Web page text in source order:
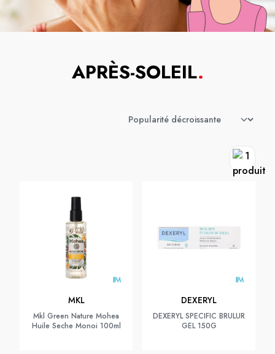
APRÈS-SOLEIL.
MKL
Mkl Green Nature Mohea
Huile Seche Monoi 100ml
DEXERYL
DEXERYL SPECIFIC BRULUR
GEL 150G